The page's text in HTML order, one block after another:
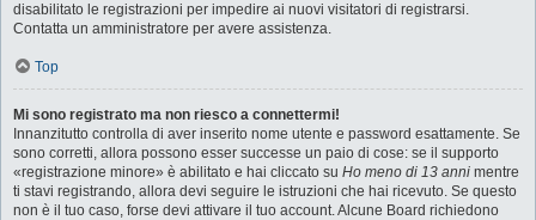
disabilitato le registrazioni per impedire ai nuovi visitatori di registrarsi.
Contatta un amministratore per avere assistenza.
Top
Mi sono registrato ma non riesco a connettermi!
Innanzitutto controlla di aver inserito nome utente e password esattamente. Se
sono corretti, allora possono esser successe un paio di cose: se il supporto
«registrazione minore» è abilitato e hai cliccato su Ho meno di 13 anni mentre
ti stavi registrando, allora devi seguire le istruzioni che hai ricevuto. Se questo
non è il tuo caso, forse devi attivare il tuo account. Alcune Board richiedono